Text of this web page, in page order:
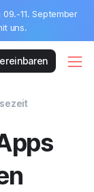
09.-11. September
uns.